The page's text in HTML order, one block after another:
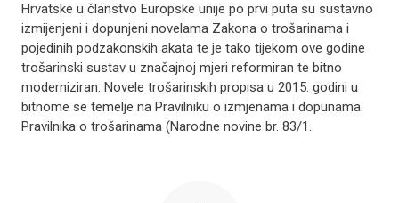
Hrvatske u članstvo Europske unije po prvi puta su sustavno
izmijenjeni i dopunjeni novelama Zakona o trošarinama i
pojedinih podzakonskih akata te je tako tijekom ove godine
trošarinski sustav u značajnoj mjeri reformiran te bitno
moderniziran. Novele trošarinskih propisa u 2015. godini u
bitnome se temelje na Pravilniku o izmjenama i dopunama
Pravilnika o trošarinama (Narodne novine br. 83/1..